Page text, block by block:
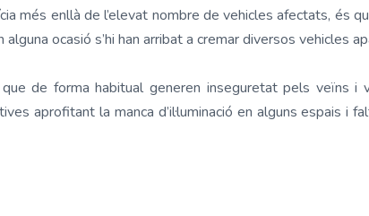
més enllà de l’elevat nombre de vehicles afectats, és
ocasió s’hi han arribat a cremar diversos vehicles
de forma habitual generen inseguretat pels veïns i
aprofitant la manca d’il·luminació en alguns espais i